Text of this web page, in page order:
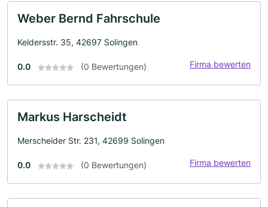
Weber Bernd Fahrschule
Keldersstr. 35, 42697 Solingen
0.0 (0 Bewertungen) Firma bewerten
Markus Harscheidt
Merscheider Str. 231, 42699 Solingen
0.0 (0 Bewertungen) Firma bewerten